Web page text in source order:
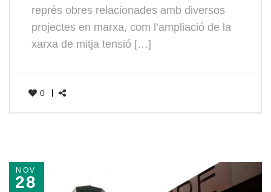
reprès obres relacionades amb diversos
projectes en marxa, com l’ampliació de la
xarxa de mitja tensió […]
0
NOV
28